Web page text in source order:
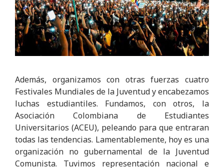
Además, organizamos con otras fuerzas cuatro
Festivales Mundiales de la Juventud y encabezamos
luchas estudiantiles. Fundamos, con otros, la
Asociación Colombiana de Estudiantes
Universitarios (ACEU), peleando para que entraran
todas las tendencias. Lamentablemente, hoy es una
organización no gubernamental de la Juventud
Comunista. Tuvimos representación nacional e